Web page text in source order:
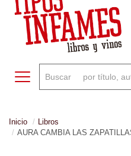
Toggle navigation
Inicio
Libros
AURA CAMBIA LAS